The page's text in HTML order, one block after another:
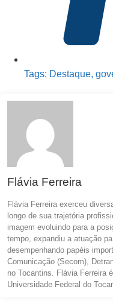
Tags: Destaque,
Flávia Ferreira
Flávia Ferreira exerceu
longo de sua trajetória
imagem evoluindo para a
tempo, expandiu a atuação
desempenhando papéis
Comunicação (Secom),
no Tocantins. Flávia Ferreira
Universidade Federal do